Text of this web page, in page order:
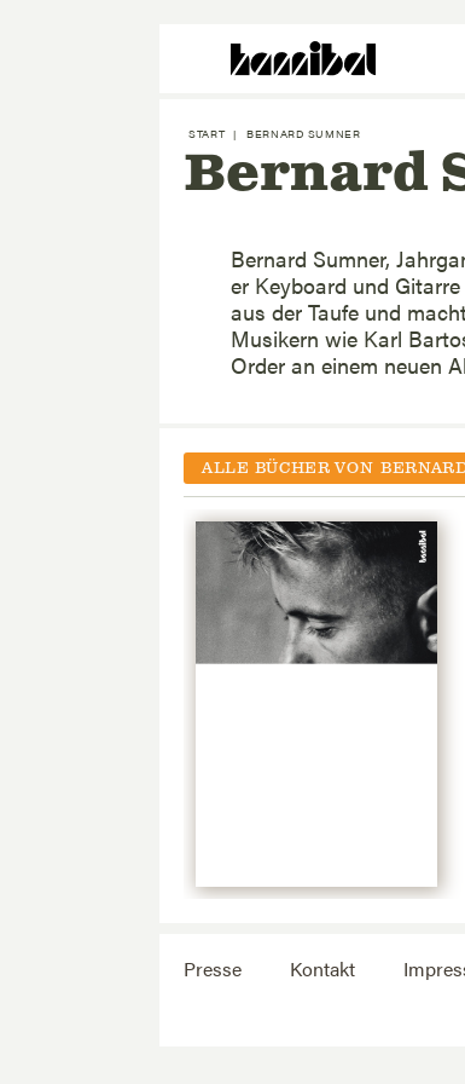
START | BERNARD SUMNER
Bernard
Bernard Sumner,
er Keyboard und
aus der Taufe und
Musikern wie Karl
Order an einem neuen
ALLE BÜCHER VON
Presse Kontakt